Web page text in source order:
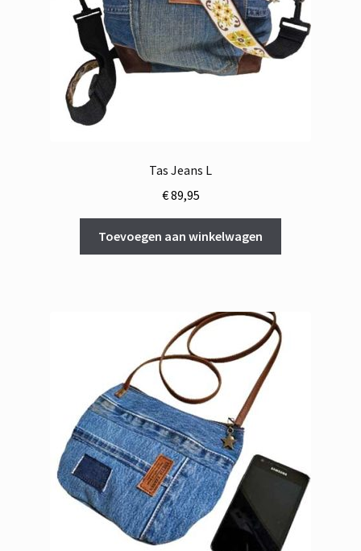
Tas Jeans L
€89,95
Toevoegen aan winkelwagen